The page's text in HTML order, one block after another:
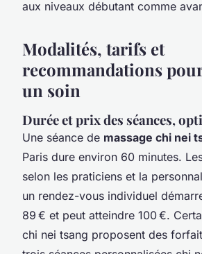
aux niveaux débutant comme
Modalités, tarifs et
recommandations
un soin
Durée et prix des séances,
Une séance de massage chi nei
Paris dure environ 60 minutes.
selon les praticiens et la
un rendez-vous individuel
89 € et peut atteindre 100 €.
chi nei tsang proposent des